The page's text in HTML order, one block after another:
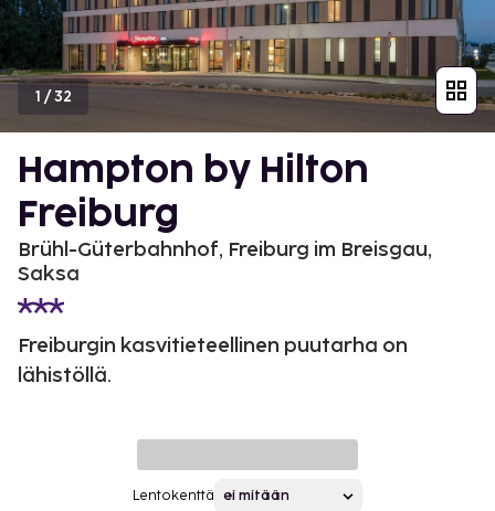
1 /32
Hampton by Hilton
Freiburg
Brühl-Güterbahnhof, Freiburg im Breisgau,
Saksa
Freiburgin kasvitieteellinen puutarha on
lähistöllä.
Lentokenttä